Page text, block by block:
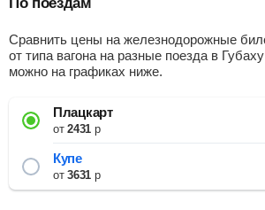
Сравнить цены на железнодорожные
от типа вагона на разные поезда в
можно на графиках ниже.
Плацкарт
от2431р
Купе
от3631р